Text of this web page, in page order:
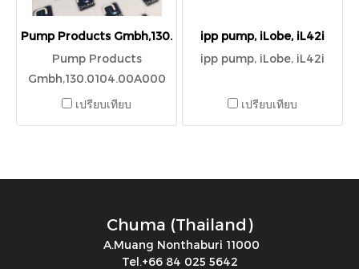
Pump Products Gmbh,130.0104.00A000
Pump Products
Gmbh,130.0104.00A000
เปรียบเทียบ
ipp pump, iLobe, iL42i
ipp pump, iLobe, iL42i
เปรียบเทียบ
Chuma (Thailand)
A.Muang Nonthaburi 11000
Tel.+66 84 025 5642